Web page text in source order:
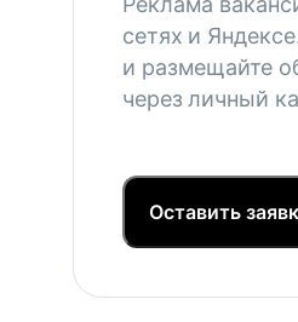
сетях и
и размещайте
через личный
Оставить